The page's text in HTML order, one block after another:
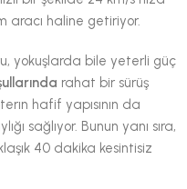
aracı haline getiriyor.
yokuşlarda bile yeterli güç
rahat bir sürüş
hafif yapısının da
sağlıyor. Bunun yanı sıra,
40 dakika kesintisiz